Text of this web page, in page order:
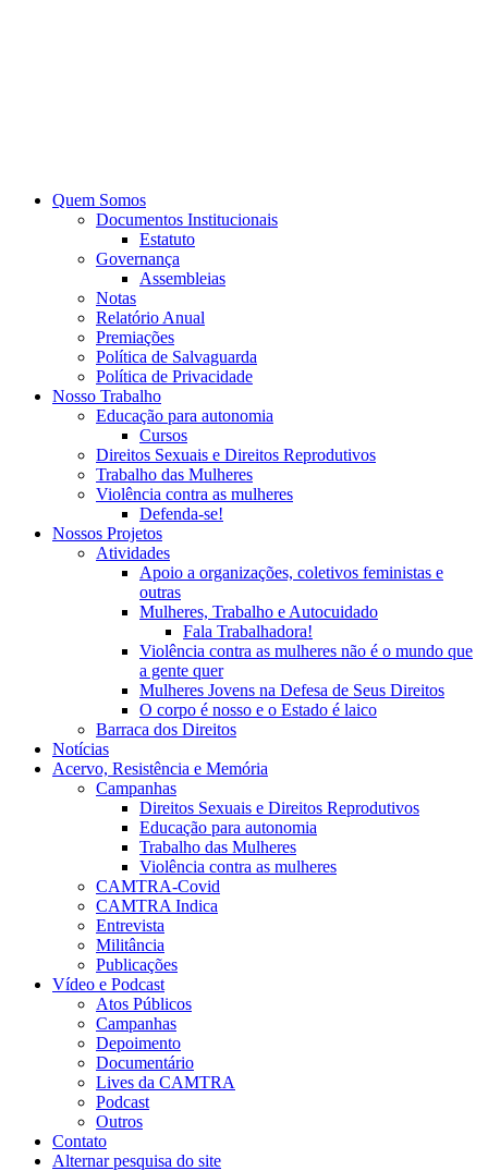
Quem Somos
Documentos Institucionais
Estatuto
Governança
Assembleias
Notas
Relatório Anual
Premiações
Política de Salvaguarda
Política de Privacidade
Nosso Trabalho
Educação para autonomia
Cursos
Direitos Sexuais e Direitos Reprodutivos
Trabalho das Mulheres
Violência contra as mulheres
Defenda-se!
Nossos Projetos
Atividades
Apoio a organizações, coletivos feministas e
outras
Mulheres, Trabalho e Autocuidado
Fala Trabalhadora!
Violência contra as mulheres não é o mundo que
a gente quer
Mulheres Jovens na Defesa de Seus Direitos
O corpo é nosso e o Estado é laico
Barraca dos Direitos
Notícias
Acervo, Resistência e Memória
Campanhas
Direitos Sexuais e Direitos Reprodutivos
Educação para autonomia
Trabalho das Mulheres
Violência contra as mulheres
CAMTRA-Covid
CAMTRA Indica
Entrevista
Militância
Publicações
Vídeo e Podcast
Atos Públicos
Campanhas
Depoimento
Documentário
Lives da CAMTRA
Podcast
Outros
Contato
Alternar pesquisa do site